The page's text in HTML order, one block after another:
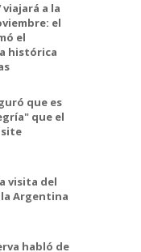
viajará a la
el
el
histórica
que es
que el
visita del
la Argentina
habló de